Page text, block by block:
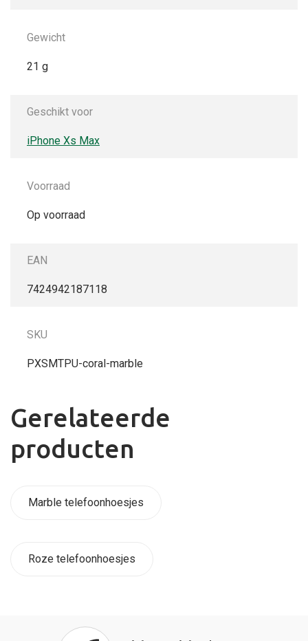
Gewicht
21 g
Geschikt voor
iPhone Xs Max
Voorraad
Op voorraad
EAN
7424942187118
SKU
PXSMTPU-coral-marble
Gerelateerde
producten
Marble telefoonhoesjes
Roze telefoonhoesjes